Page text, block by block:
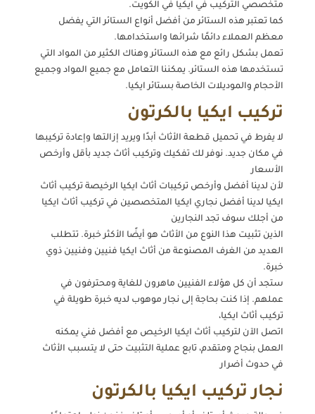
متخصصي التركيب في ايكيا في الكويت.
كما تعتبر هذه الستائر من أفضل أنواع الستائر التي يفضل
معظم العملاء دائمًا شرائها واستخدامها.
تعمل بشكل رائع مع هذه الستائر وهناك الكثير من المواد التي
تستخدمها هذه الستائر. يمكننا التعامل مع جميع المواد وجميع
الأحجام والموديلات الخاصة بستائر ايكيا.
تركيب ايكيا بالكرتون
لا يفرط في تحميل قطعة الأثاث أبدًا ويريد إزالتها وإعادة تركيبها
في مكان جديد. نوفر لك تفكيك وتركيب أثاث جديد بأقل وأرخص
الأسعار
لأن لدينا أفضل وأرخص تركيبات أثاث ايكيا الرخيصة تركيب أثاث
ايكيا لدينا أفضل نجاري ايكيا المتخصصين في تركيب أثاث ايكيا
من أجلك سوف تجد النجارين
الذين تثبيت هذا النوع من الأثاث هو أيضًا الأكثر خبرة. تتطلب
العديد من الغرف المصنوعة من أثاث ايكيا فنيين وفنيين ذوي
خبرة.
ستجد أن كل هؤلاء الفنيين ماهرون للغاية ومحترفون في
عملهم. إذا كنت بحاجة إلى نجار موهوب لديه خبرة طويلة في
تركيب أثاث ايكيا،
اتصل الآن لتركيب أثاث ايكيا الرخيص مع أفضل فني يمكنه
العمل بنجاح ومتقدم، تابع عملية التثبيت حتى لا يتسبب الأثاث
في حدوث أضرار
نجار تركيب ايكيا بالكرتون